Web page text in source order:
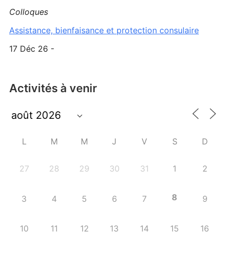
Colloques
Assistance, bienfaisance et protection consulaire
17 Déc 26 -
Activités à venir
L M M J V S D
27 28 29 30 31 1 2
3 4 5 6 7 8 9
10 11 12 13 14 15 16